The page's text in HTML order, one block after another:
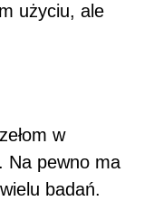
użyciu, ale
w
Na pewno ma
badań.